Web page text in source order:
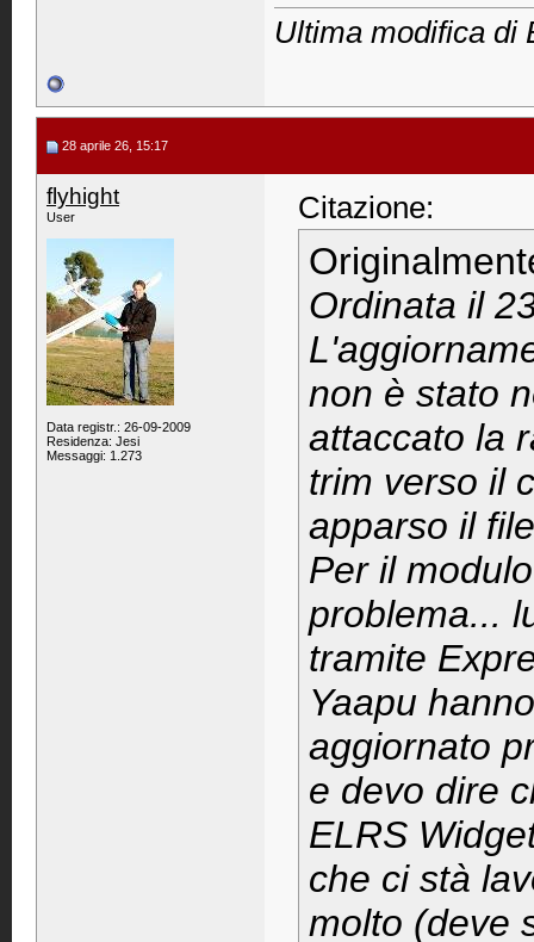
Ultima modifica di
28 aprile 26, 15:17
flyhight
User
Data registr.: 26-09-2009
Residenza: Jesi
Messaggi: 1.273
Citazione:
Ordinata il
non è stato
attaccato la
trim verso il
apparso il
Per il
problema...
tramite
Yaapu
aggiornato
e devo dire
ELRS
che ci stà
molto (deve